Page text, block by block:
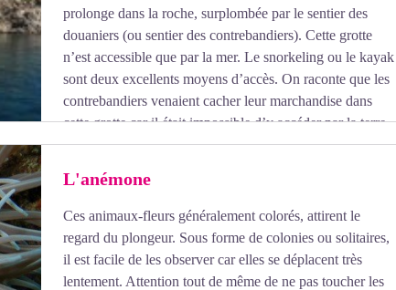
plein écran
prolonge dans la roche, surplombée par le sentier des
douaniers (ou sentier des contrebandiers). Cette grotte
n’est accessible que par la mer. Le snorkeling ou le kayak
sont deux excellents moyens d’accès. On raconte que les
contrebandiers venaient cacher leur marchandise dans
cette grotte car il était impossible d’y accéder par la terre,
l’hiver permettant de conserver ces trésors à l’abri des douaniers.
L'anémone
Ces animaux-fleurs généralement colorés, attirent le
regard du plongeur. Sous forme de colonies ou solitaires,
il est facile de les observer car elles se déplacent très
lentement. Attention tout de même de ne pas toucher les